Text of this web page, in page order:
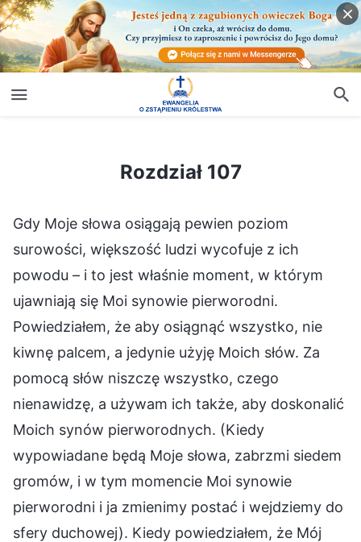
Rozdział 107
Gdy Moje słowa osiągają pewien poziom
surowości, większość ludzi wycofuje z ich
powodu – i to jest właśnie moment, w którym
ujawniają się Moi synowie pierworodni.
Powiedziałem, że aby osiągnąć wszystko, nie
kiwnę palcem, a jedynie użyję Moich słów. Za
pomocą słów niszczę wszystko, czego
nienawidzę, a używam ich także, aby doskonalić
Moich synów pierworodnych. (Kiedy
wypowiadane będą Moje słowa, zabrzmi siedem
gromów, i w tym momencie Moi synowie
pierworodni i ja zmienimy postać i wejdziemy do
sfery duchowej). Kiedy powiedziałem, że Mój